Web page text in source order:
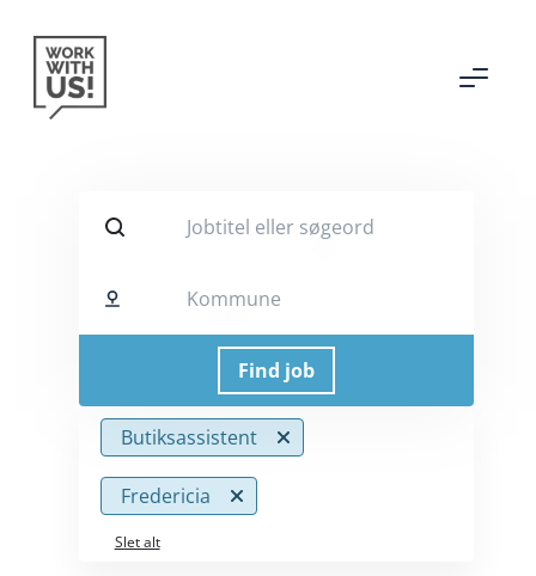
Jobtitel eller søgeord
Kommune
Butiksassistent
Fredericia
Slet alt